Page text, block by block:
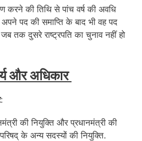
करने की तिथि से पांच वर्ष की अवधि
पद की समाप्ति के बाद भी वह पद
तक दुसरे राष्ट्रपति का चुनाव नहीं हो
और अधिकार
:
की नियुक्ति और प्रधानमंत्री की
के अन्य सदस्यों की नियुक्ति.